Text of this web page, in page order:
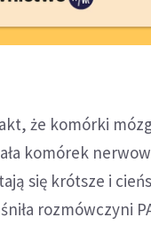
że komórki
komórek
się krótsze i
rozmówczyni